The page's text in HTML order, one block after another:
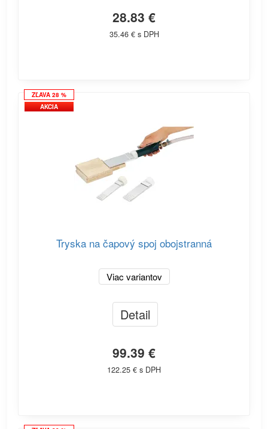
28.83 €
35.46 € s DPH
ZĽAVA 28 %
AKCIA
Tryska na čapový spoj obojstranná
Viac variantov
Detail
99.39 €
122.25 € s DPH